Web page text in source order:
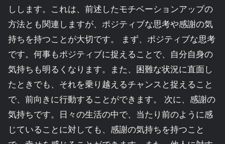
しします。これは、前述したモチベーションアップの
方法とも関連しますが、ポジティブな思考や感謝の気
持ちを持つことが大切です。 まず、ポジティブな思考
です。何事もポジティブに捉えることで、自分自身の
気持ちも明るくなります。また、困難な状況に直面し
たときでも、それを乗り越えるチャンスと捉えること
で、前向きに行動することができます。 次に、感謝の
気持ちです。日々の生活の中で、当たり前のように感
じていることに対しても、感謝の気持ちを持つこと